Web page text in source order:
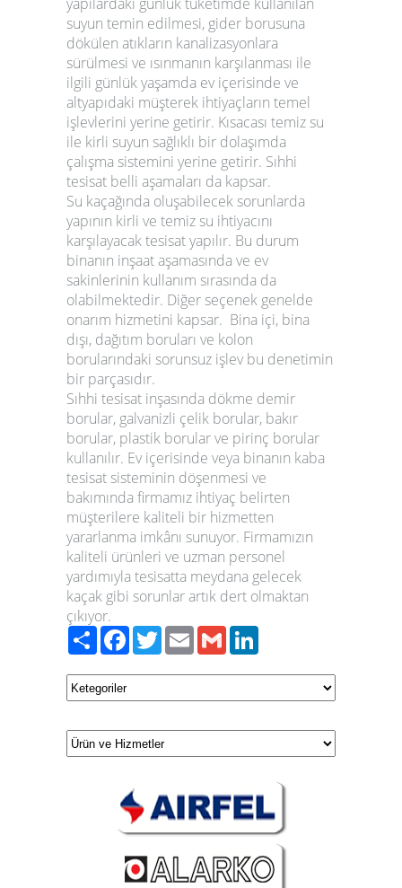
suyun temin edilmesi, gider borusuna
dökülen atıkların kanalizasyonlara
sürülmesi ve ısınmanın karşılanması ile
ilgili günlük yaşamda ev içerisinde ve
altyapıdaki müşterek ihtiyaçların temel
işlevlerini yerine getirir. Kısacası temiz su
ile kirli suyun sağlıklı bir dolaşımda
çalışma sistemini yerine getirir. Sıhhi
tesisat belli aşamaları da kapsar.
Su kaçağında oluşabilecek sorunlarda
yapının kirli ve temiz su ihtiyacını
karşılayacak tesisat yapılır. Bu durum
binanın inşaat aşamasında ve ev
sakinlerinin kullanım sırasında da
olabilmektedir. Diğer seçenek genelde
onarım hizmetini kapsar. Bina içi, bina
dışı, dağıtım boruları ve kolon
borularındaki sorunsuz işlev bu denetimin
bir parçasıdır.
Sıhhi tesisat inşasında dökme demir
borular, galvanizli çelik borular, bakır
borular, plastik borular ve pirinç borular
kullanılır. Ev içerisinde veya binanın kaba
tesisat sisteminin döşenmesi ve
bakımında firmamız ihtiyaç belirten
müşterilere kaliteli bir hizmetten
yararlanma imkânı sunuyor. Firmamızın
kaliteli ürünleri ve uzman personel
yardımıyla tesisatta meydana gelecek
kaçak gibi sorunlar artık dert olmaktan
çıkıyor.
PaylaşFacebook
TwitterEmailGmail